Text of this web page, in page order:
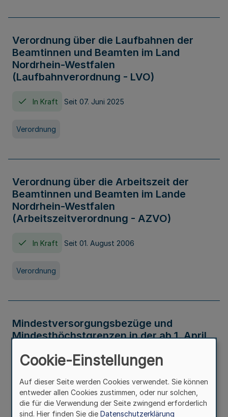
Verordnung über die Laufbahnen der
Beamtinnen und Beamten im Land
Nordrhein-Westfalen
(Laufbahnverordnung - LVO)
In Kraft Seit 07. Juni 2025
Verordnung
Verordnung über die Arbeitszeit der
Beamtinnen und Beamten im Lande
Nordrhein-Westfalen
(Arbeitszeitverordnung - AZVO)
In Kraft Seit 01. August 2006
Verordnung
Mindestversorgungsbezüge und
Mindesthöchstgrenzen in der ab 1. April
Verwaltungsvorschrift
Cookie-Einstellungen
Auf dieser Seite werden Cookies verwendet. Sie können
entweder allen Cookies zustimmen, oder nur solchen,
die für die Verwendung der Seite zwingend erforderlich
sind. Hier finden Sie die Datenschutzerklärung